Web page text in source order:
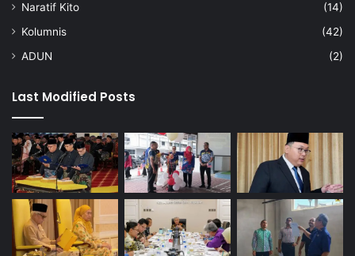
Naratif Kito
(14)
Kolumnis
(42)
ADUN
(2)
Last Modified Posts